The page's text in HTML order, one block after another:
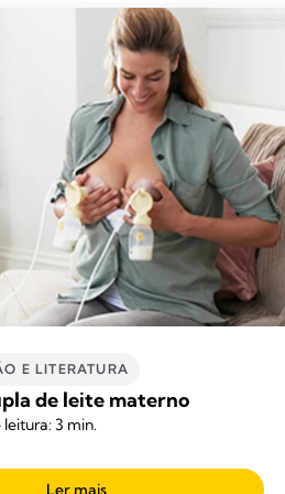
E LITERATURA
de leite materno
3 min.